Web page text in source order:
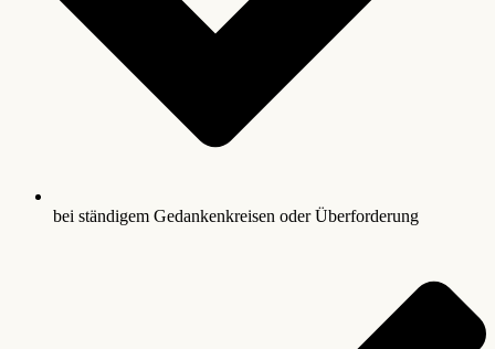
bei ständigem Gedankenkreisen oder Überforderung